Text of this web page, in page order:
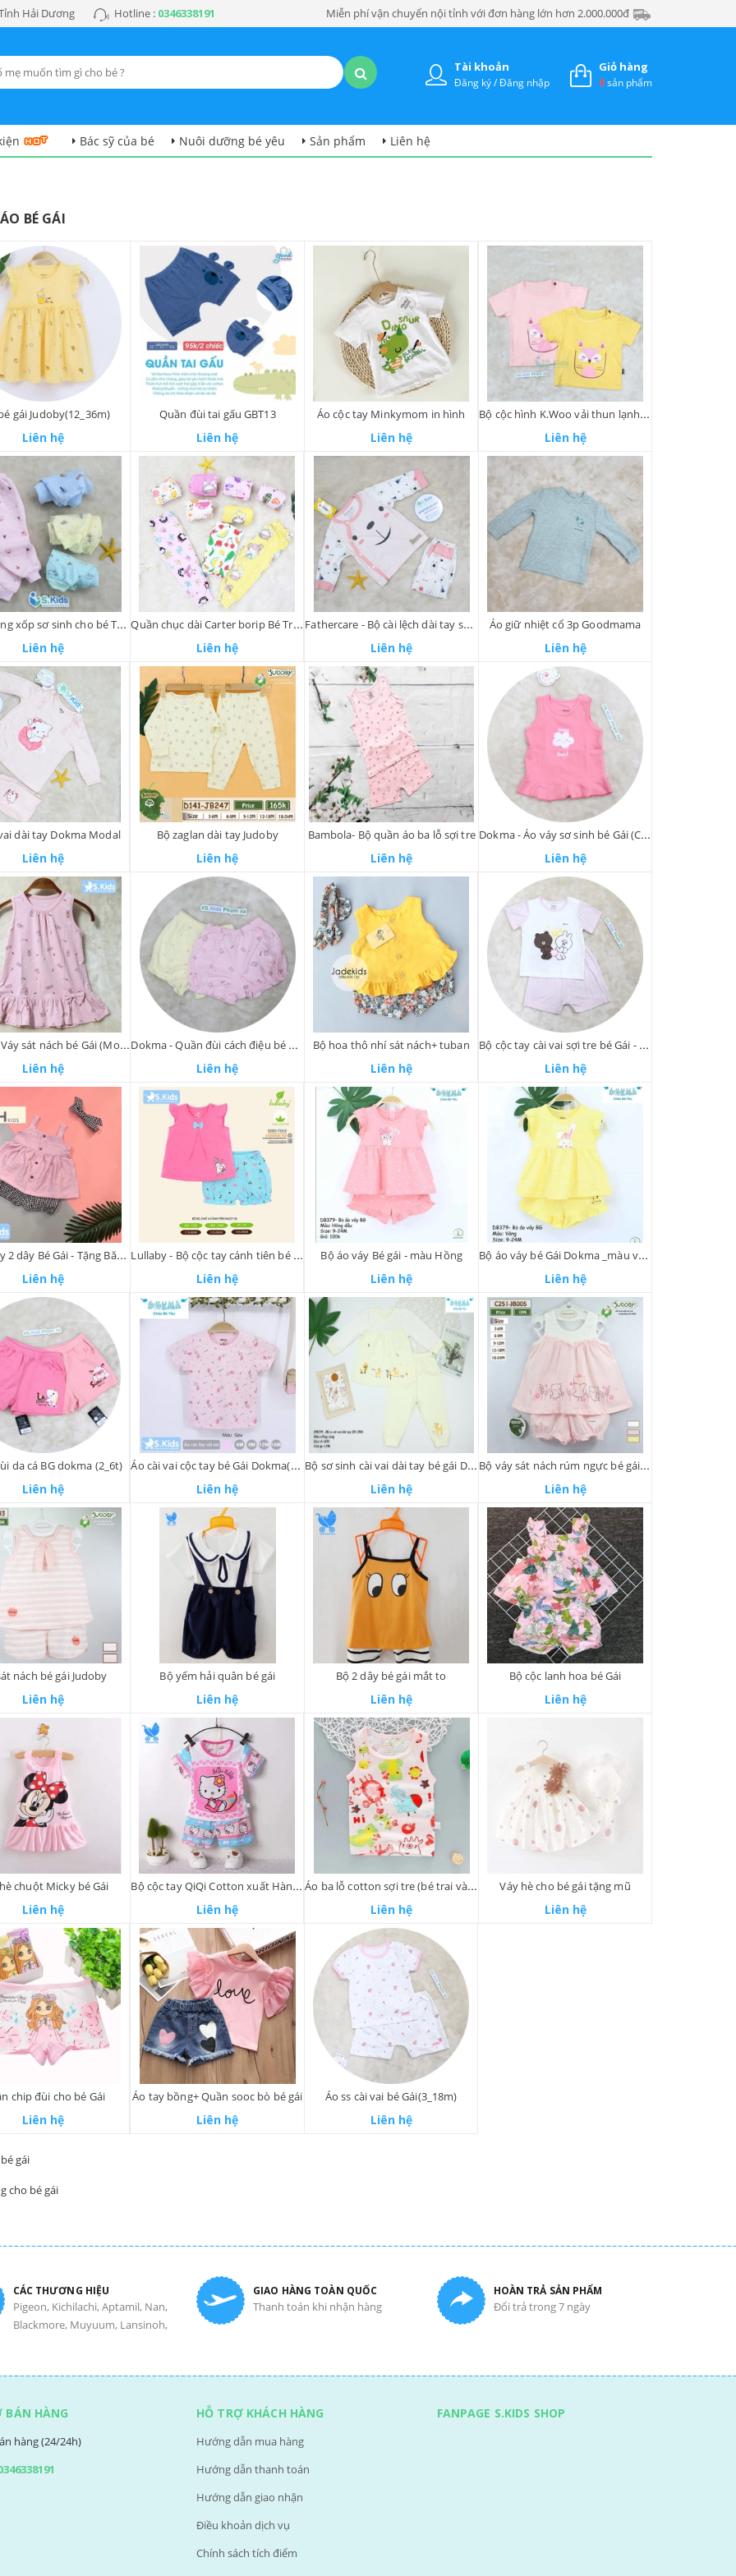
Hải Dương Hotline : 0346338191 Miễn phí vận chuyển nội tỉnh với đơn hàng lớn hơn 2.000.000đ
Giỏ hàng
0sản phẩm
Tài khoản
Đăng ký / Đăng nhập
Bác sỹ của bé Nuôi dưỡng bé yêu Sản phẩm Liên hệ
BÉ GÁI
gái Judoby(12_36m)
Liên hệ
Quần đùi tai gấu GBT13
Liên hệ
Áo cộc tay Minkymom in hình
Liên hệ
Bộ cộc hình K.Woo vải thun lạnh Bé Gái
Liên hệ
Quần bông xốp sơ sinh cho bé Trai và bé Gái
Liên hệ
Quần chục dài Carter borip Bé Trai|Bé gái
Liên hệ
Fathercare - Bộ cài lệch dài tay sơ sinh
Liên hệ
Áo giữ nhiệt cổ 3p Goodmama
Liên hệ
dài tay Dokma Modal
Liên hệ
Bộ zaglan dài tay Judoby
Liên hệ
Bambola- Bộ quần áo ba lỗ sợi tre
Liên hệ
Dokma - Áo váy sơ sinh bé Gái (Cotton)
Liên hệ
Judoby - Váy sát nách bé Gái (Modal)
Liên hệ
Dokma - Quần đùi cách điệu bé Gái
Liên hệ
Bộ hoa thô nhí sát nách+ tuban
Liên hệ
Bộ cộc tay cài vai sợi tre bé Gái - Avaler (3-24M)
Liên hệ
Bộ áo váy 2 dây Bé Gái - Tặng Băng đô
Liên hệ
Lullaby - Bộ cộc tay cánh tiên bé Gái
Liên hệ
Bộ áo váy Bé gái - màu Hồng
Liên hệ
Bộ áo váy bé Gái Dokma _màu vàng
Liên hệ
da cá BG dokma (2_6t)
Liên hệ
Áo cài vai cộc tay bé Gái Dokma(6_18m) - Hồng
Liên hệ
Bộ sơ sinh cài vai dài tay bé gái Dokma (6-18M)
Liên hệ
Bộ váy sát nách rúm ngực bé gái Judoby
Liên hệ
nách bé gái Judoby
Liên hệ
Bộ yếm hải quân bé gái
Liên hệ
Bộ 2 dây bé gái mắt to
Liên hệ
Bộ cộc lanh hoa bé Gái
Liên hệ
chuột Micky bé Gái
Liên hệ
Bộ cộc tay QiQi Cotton xuất Hàn bé Trai/Gái
Liên hệ
Áo ba lỗ cotton sợi tre (bé trai và bé gái)
Liên hệ
Váy hè cho bé gái tặng mũ
Liên hệ
chip đùi cho bé Gái
Liên hệ
Áo tay bồng+ Quần sooc bò bé gái
Liên hệ
Áo ss cài vai bé Gái(3_18m)
Liên hệ
gái
cho bé gái
CÁC THƯƠNG HIỆU
Pigeon, Kichilachi, Aptamil, Nan,
Blackmore, Muyuum, Lansinoh,
GIAO HÀNG TOÀN QUỐC
Thanh toán khi nhận hàng
HOÀN TRẢ SẢN PHẨM
Đổi trả trong 7 ngày
BÁN HÀNG
hàng (24/24h)
HỖ TRỢ KHÁCH HÀNG
Hướng dẫn mua hàng
Hướng dẫn thanh toán
Hướng dẫn giao nhận
Điều khoản dịch vụ
Chính sách tích điểm
FANPAGE S.KIDS SHOP